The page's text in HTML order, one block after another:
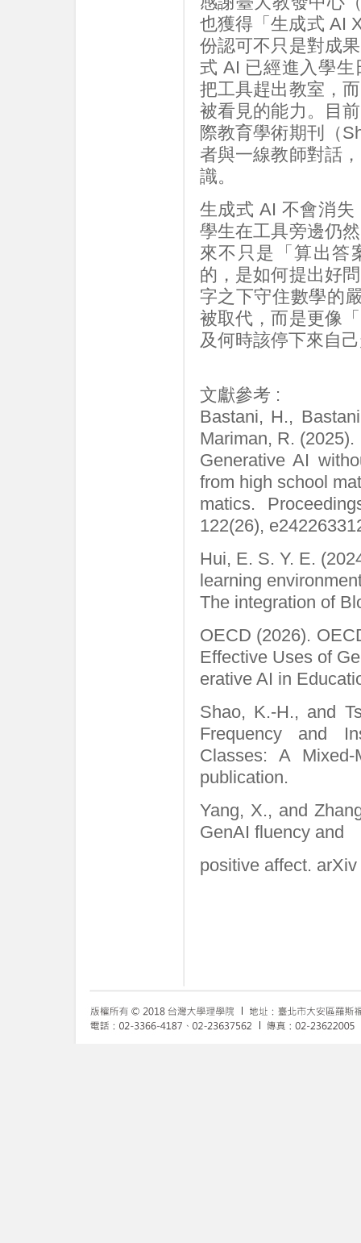
也獲得「生成式 AI
份認可不只是對成
式 AI 已經進入學
把工具趕出教室，
被看見的能力。目
際教育學術期刊（
者與一線教師對話
識。
生成式 AI 不會消
學生在工具旁邊仍
來不只是「算出答
的，是如何提出好
字之下守住數學的
被取代，而是更像
及何時該停下來自
文獻參考 :
Bastani, H.,
Mariman, R. (2025).
Generative AI
from high school
matics.
122(26),
Hui, E. S. Y. E.
learning
The integration of
OECD (2026).
Effective Uses of
erative AI in
Shao, K.-H., and
Frequency and
Classes: A
publication.
Yang, X., and
GenAI fluency and
positive affect.